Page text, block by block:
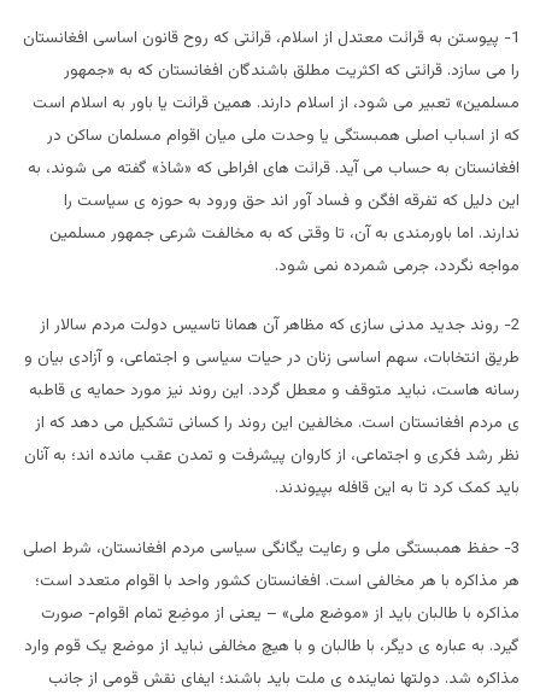
1- پیوستن به قرائت معتدل از اسلام، قرائتی که روح قانون اساسی افغانستان
را می سازد. قرائتی که اکثریت مطلق باشندگان افغانستان که به «جمهور
مسلمین» تعبیر می شود، از اسلام دارند. همین قرائت یا باور به اسلام است
که از اسباب اصلی همبستگی یا وحدت ملی میان اقوام مسلمان ساکن در
افغانستان به حساب می آید. قرائت های افراطی که «شاذ» گفته می شوند، به
این دلیل که تفرقه افگن و فساد آور اند حق ورود به حوزه ی سیاست را
ندارند. اما باورمندی به آن، تا وقتی که به مخالفت شرعی جمهور مسلمین
مواجه نگردد، جرمی شمرده نمی شود.
2- روند جدید مدنی سازی که مظاهر آن همانا تاسیس دولت مردم سالار از
طریق انتخابات، سهم اساسی زنان در حیات سیاسی و اجتماعی، و آزادی بیان و
رسانه هاست، نباید متوقف و معطل گردد. این روند نیز مورد حمایه ی قاطبه
ی مردم افغانستان است. مخالفین این روند را کسانی تشکیل می دهد که از
نظر رشد فکری و اجتماعی، از کاروان پیشرفت و تمدن عقب مانده اند؛ به آنان
باید کمک کرد تا به این قافله بپیوندند.
3- حفظ همبستگی ملی و رعایت یگانگی سیاسی مردم افغانستان، شرط اصلی
هر مذاکره با هر مخالفی است. افغانستان کشور واحد با اقوام متعدد است؛
مذاکره با طالبان باید از «موضع ملی» – یعنی از موضِع تمام اقوام- صورت
گیرد. به عباره ی دیگر، با طالبان و با هیچ مخالفی نباید از موضع یک قوم وارد
مذاکره شد. دولتها نماینده ی ملت باید باشند؛ ایفای نقش قومی از جانب